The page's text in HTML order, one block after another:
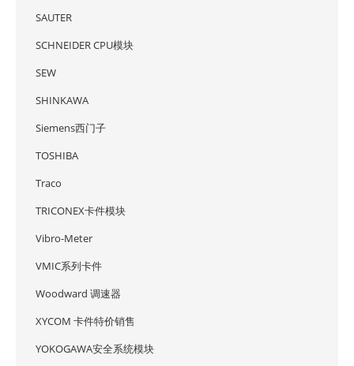
SAUTER
SCHNEIDER CPU模块
SEW
SHINKAWA
Siemens西门子
TOSHIBA
Traco
TRICONEX卡件模块
Vibro-Meter
VMIC系列卡件
Woodward 调速器
XYCOM 卡件特价销售
YOKOGAWA安全系统模块